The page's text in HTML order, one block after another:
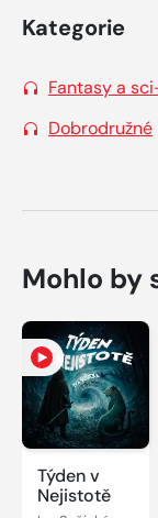
Kategorie
Fantasy a
Dobrodružné
Mohlo by
Týden v
Nejistotě